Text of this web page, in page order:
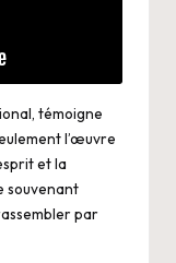
témoigne
l’œuvre
et la
souvenant
par